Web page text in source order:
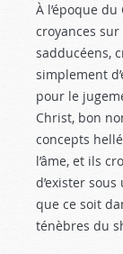
À l’époque
croyances sur
sadducéens,
simplement
pour le
Christ, bon
concepts
l’âme, et ils
d’exister
que ce soit
ténèbres du